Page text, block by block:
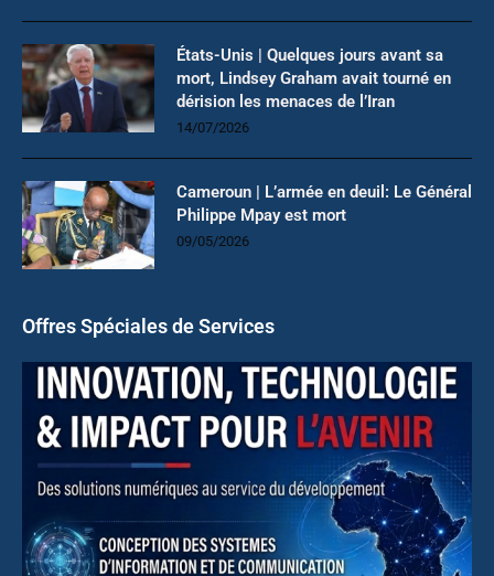
États-Unis | Quelques jours avant sa
mort, Lindsey Graham avait tourné en
dérision les menaces de l’Iran
14/07/2026
Cameroun | L’armée en deuil: Le Général
Philippe Mpay est mort
09/05/2026
Offres Spéciales de Services